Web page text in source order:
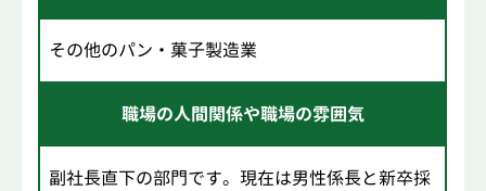
その他のパン・菓子製造業
職場の人間関係や職場の雰囲気
副社長直下の部門です。現在は男性係長と新卒採